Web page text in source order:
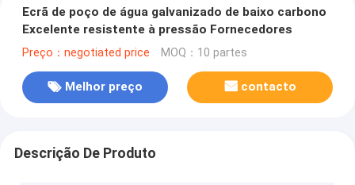
Ecrã de poço de água galvanizado de baixo carbono
Excelente resistente à pressão Fornecedores
Preço：negotiated price MOQ：10 partes
Melhor preço contacto
Descrição De Produto